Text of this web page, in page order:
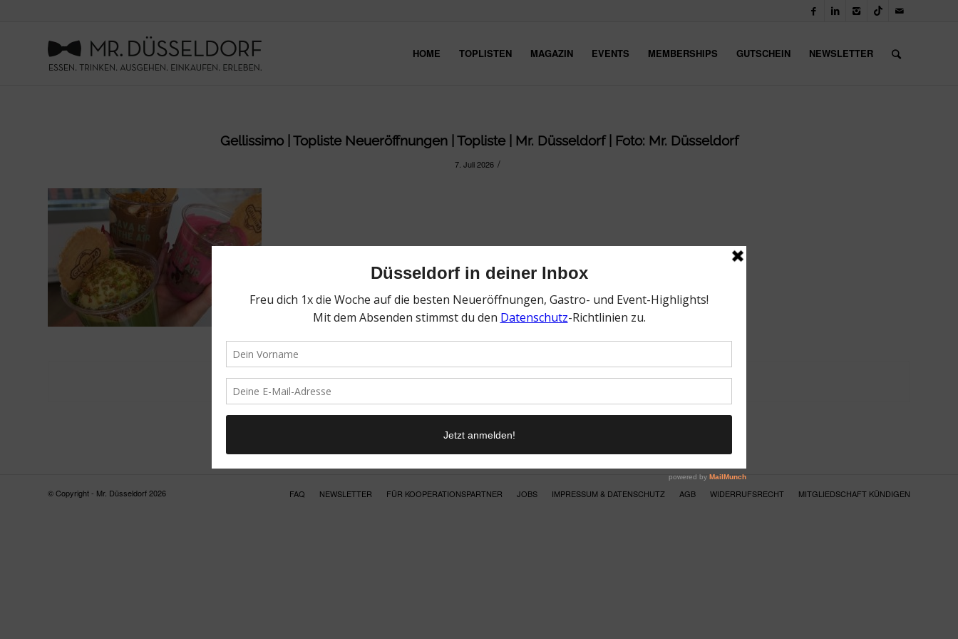
HOME TOPLISTEN MAGAZIN EVENTS MEMBERSHIPS GUTSCHEIN NEWSLETTER
Gellissimo | Topliste Neueröffnungen | Topliste | Mr. Düsseldorf | Foto: Mr. Düsseldorf
7. Juli 2026 /
© Copyright - Mr. Düsseldorf 2026 FAQ NEWSLETTER FÜR KOOPERATIONSPARTNER JOBS IMPRESSUM & DATENSCHUTZ AGB WIDERRUFSRECHT MITGLIEDSCHAFT KÜNDIGEN